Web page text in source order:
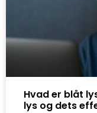
Hvad er blåt
lys og dets